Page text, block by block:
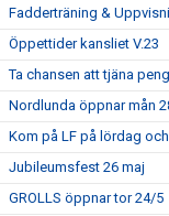
Fadderträning &
Öppettider kansliet V.23
Ta chansen att tjäna
Nordlunda öppnar mån
Kom på LF på lördag och
Jubileumsfest 26 maj
GROLLS öppnar tor 24/5